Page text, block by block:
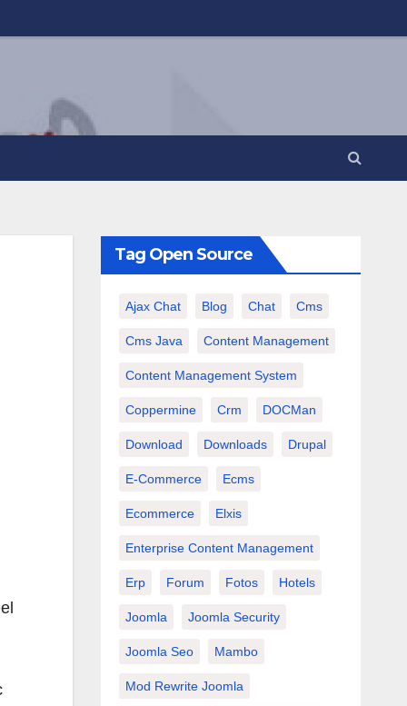
Tag Open Source
Ajax Chat Blog Chat Cms
Cms Java Content Management
Content Management System
Coppermine Crm DOCMan
Download Downloads Drupal
E-Commerce Ecms
Ecommerce Elxis
Enterprise Content Management
Erp Forum Fotos Hotels
Joomla Joomla Security
Joomla Seo Mambo
Mod Rewrite Joomla